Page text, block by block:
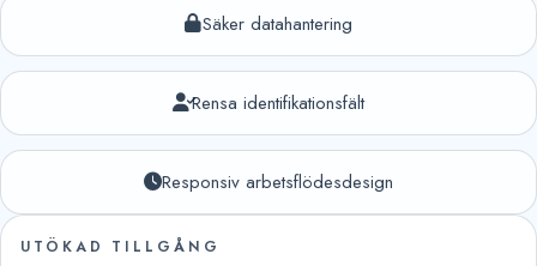
Säker datahantering
Rensa identifikationsfält
Responsiv arbetsflödesdesign
UTÖKAD TILLGÅNG